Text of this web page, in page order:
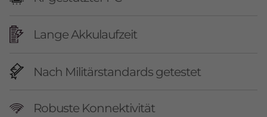
Lange Akkulaufzeit
Nach Militärstandards getestet
Robuste Konnektivität